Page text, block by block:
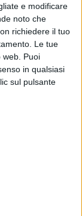
e modificare
noto che
richiedere il tuo
Le tue
web. Puoi
in qualsiasi
sul pulsante
la